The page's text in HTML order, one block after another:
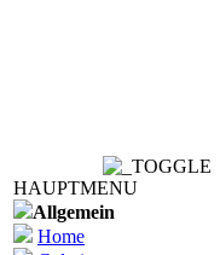
HAUPTMENU
Allgemein
Home